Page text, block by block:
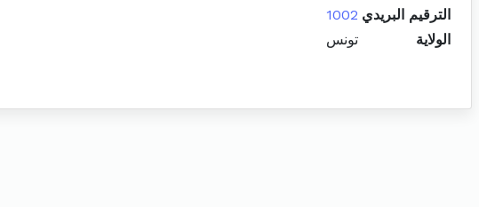
الترقيم البريدي 1002
الولاية
تونس